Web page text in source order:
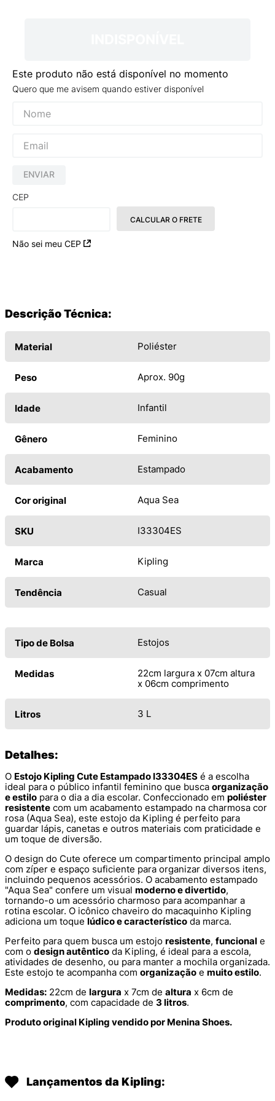
Este produto não está disponível no momento
Quero que me avisem quando estiver disponível
ENVIAR
CEP
Não sei meu CEP
CALCULAR O FRETE
Descrição Técnica:
Material Poliéster
Peso Aprox. 90g
Idade Infantil
Gênero Feminino
Acabamento Estampado
Cor original Aqua Sea
SKU I33304ES
Marca Kipling
Tendência Casual
Tipo de Bolsa Estojos
Medidas
22cm largura x 07cm altura
x 06cm comprimento
Litros 3 L
Detalhes:
O Estojo Kipling Cute Estampado I33304ES é a escolha
ideal para o público infantil feminino que busca organização
e estilo para o dia a dia escolar. Confeccionado em poliéster
resistente com um acabamento estampado na charmosa cor
rosa (Aqua Sea), este estojo da Kipling é perfeito para
guardar lápis, canetas e outros materiais com praticidade e
um toque de diversão.
O design do Cute oferece um compartimento principal amplo
com zíper e espaço suficiente para organizar diversos itens,
incluindo pequenos acessórios. O acabamento estampado
"Aqua Sea" confere um visual moderno e divertido,
tornando-o um acessório charmoso para acompanhar a
rotina escolar. O icônico chaveiro do macaquinho Kipling
adiciona um toque lúdico e característico da marca.
Perfeito para quem busca um estojo resistente, funcional e
com o design autêntico da Kipling, é ideal para a escola,
atividades de desenho, ou para manter a mochila organizada.
Este estojo te acompanha com organização e muito estilo.
Medidas: 22cm de largura x 7cm de altura x 6cm de
comprimento, com capacidade de 3 litros.
Produto original Kipling vendido por Menina Shoes.
Lançamentos da Kipling: